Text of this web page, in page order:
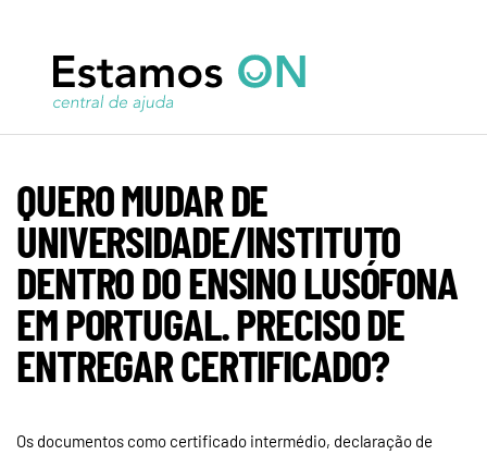
QUERO MUDAR DE
UNIVERSIDADE/INSTITUTO
DENTRO DO ENSINO LUSÓFONA
EM PORTUGAL. PRECISO DE
ENTREGAR CERTIFICADO?
Os documentos como certificado intermédio, declaração de